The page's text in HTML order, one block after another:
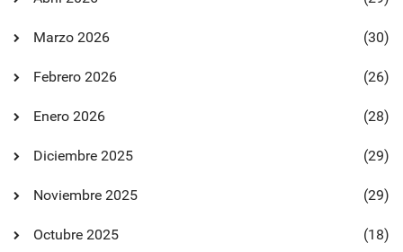
Marzo 2026 (30)
Febrero 2026 (26)
Enero 2026 (28)
Diciembre 2025 (29)
Noviembre 2025 (29)
Octubre 2025 (18)